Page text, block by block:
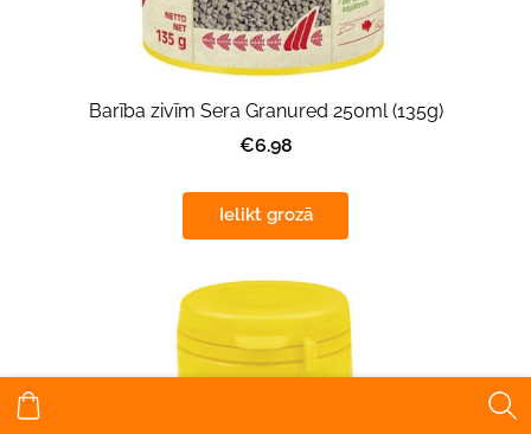
Barība zivīm Sera Granured 250ml (135g)
€6.98
Ielikt grozā